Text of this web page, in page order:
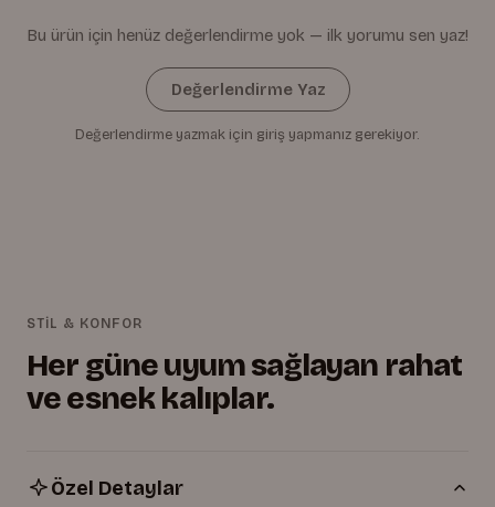
Bu ürün için henüz değerlendirme yok — ilk yorumu sen yaz!
Değerlendirme Yaz
Değerlendirme yazmak için giriş yapmanız gerekiyor.
STİL & KONFOR
Her güne uyum sağlayan rahat
ve esnek kalıplar.
Özel Detaylar